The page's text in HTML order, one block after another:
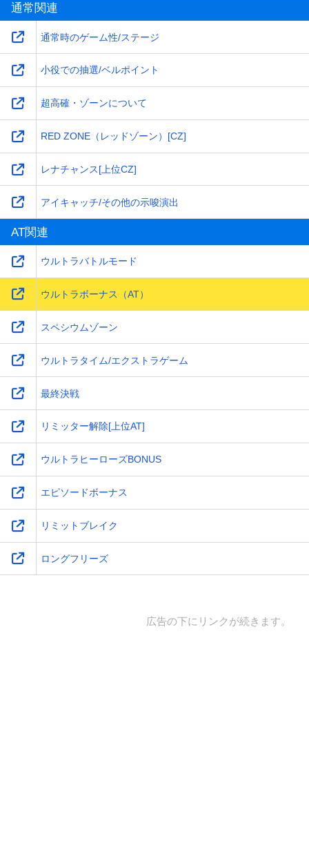
通常関連
通常時のゲーム性/ステージ
小役での抽選/ベルポイント
超高確・ゾーンについて
RED ZONE（レッドゾーン）[CZ]
レナチャンス[上位CZ]
アイキャッチ/その他の示唆演出
AT関連
ウルトラバトルモード
ウルトラボーナス（AT）
スペシウムゾーン
ウルトラタイム/エクストラゲーム
最終決戦
リミッター解除[上位AT]
ウルトラヒーローズBONUS
エピソードボーナス
リミットブレイク
ロングフリーズ
広告の下にリンクが続きます。